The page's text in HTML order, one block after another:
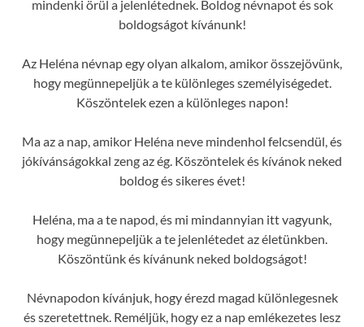
mindenki örül a jelenlétednek. Boldog névnapot és sok
boldogságot kívánunk!
Az Heléna névnap egy olyan alkalom, amikor összejövünk,
hogy megünnepeljük a te különleges személyiségedet.
Köszöntelek ezen a különleges napon!
Ma az a nap, amikor Heléna neve mindenhol felcsendül, és
jókívánságokkal zeng az ég. Köszöntelek és kívánok neked
boldog és sikeres évet!
Heléna, ma a te napod, és mi mindannyian itt vagyunk,
hogy megünnepeljük a te jelenlétedet az életünkben.
Köszöntünk és kívánunk neked boldogságot!
Névnapodon kívánjuk, hogy érezd magad különlegesnek
és szeretettnek. Reméljük, hogy ez a nap emlékezetes lesz